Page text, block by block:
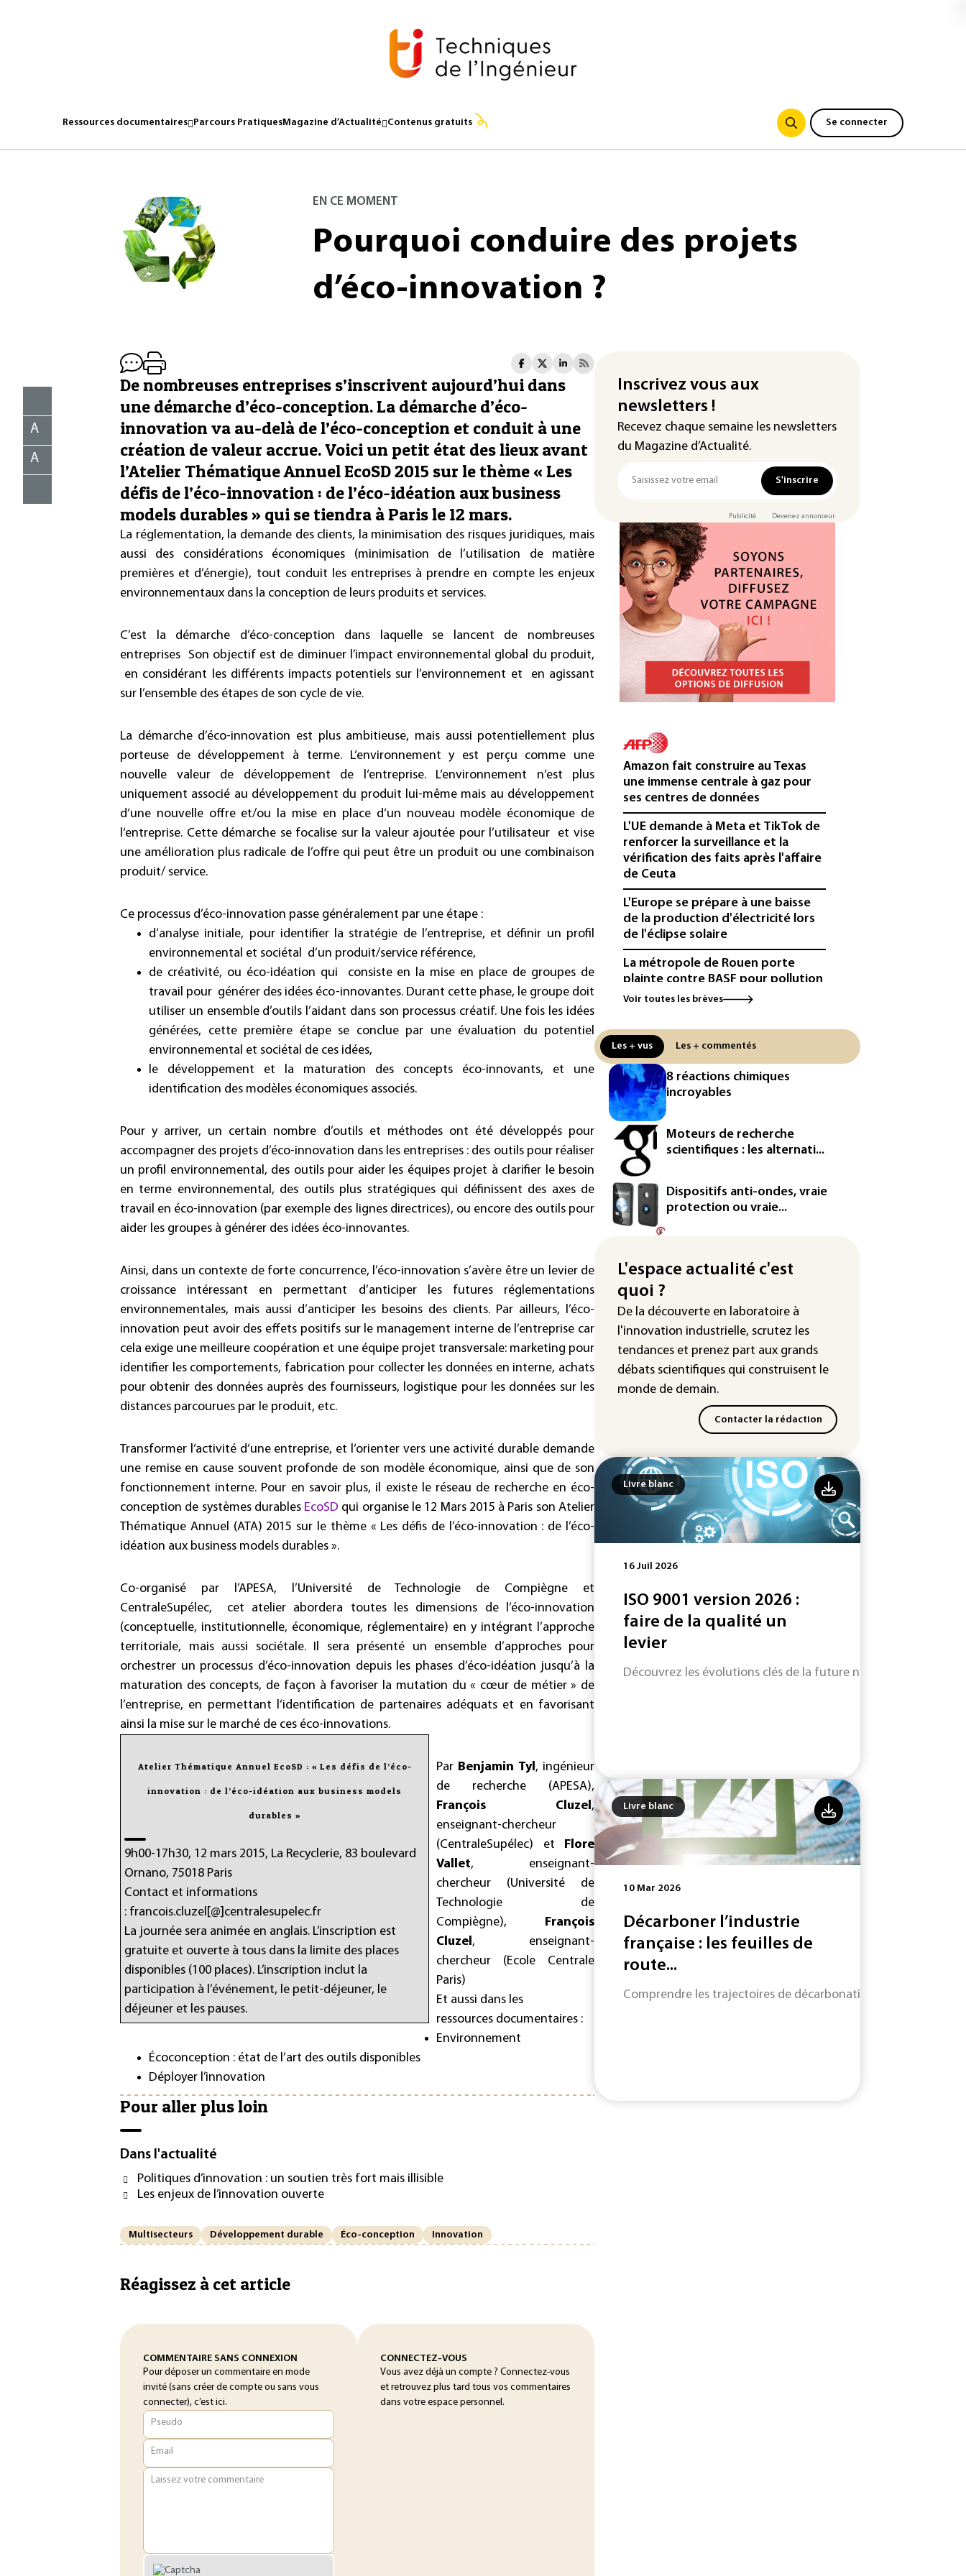
Ressources documentaires Parcours PratiquesMagazine d’Actualité Contenus gratuits Se connecter
EN CE MOMENT
Pourquoi conduire des projets
d’éco-innovation ?
A
A
De nombreuses entreprises s’inscrivent aujourd’hui dans
une démarche d’éco-conception. La démarche d’éco-
innovation va au-delà de l’éco-conception et conduit à une
création de valeur accrue. Voici un petit état des lieux avant
l’Atelier Thématique Annuel EcoSD 2015 sur le thème « Les
défis de l’éco-innovation : de l’éco-idéation aux business
models durables » qui se tiendra à Paris le 12 mars.
La réglementation, la demande des clients, la minimisation des risques juridiques, mais
aussi des considérations économiques (minimisation de l’utilisation de matière
premières et d’énergie), tout conduit les entreprises à prendre en compte les enjeux
environnementaux dans la conception de leurs produits et services.
C’est la démarche d’éco-conception dans laquelle se lancent de nombreuses
entreprises Son objectif est de diminuer l’impact environnemental global du produit,
en considérant les différents impacts potentiels sur l’environnement et en agissant
sur l’ensemble des étapes de son cycle de vie.
La démarche d’éco-innovation est plus ambitieuse, mais aussi potentiellement plus
porteuse de développement à terme. L‘environnement y est perçu comme une
nouvelle valeur de développement de l‘entreprise. L‘environnement n‘est plus
uniquement associé au développement du produit lui-même mais au développement
d‘une nouvelle offre et/ou la mise en place d‘un nouveau modèle économique de
l‘entreprise. Cette démarche se focalise sur la valeur ajoutée pour l’utilisateur et vise
une amélioration plus radicale de l’offre qui peut être un produit ou une combinaison
produit/ service.
Ce processus d’éco-innovation passe généralement par une étape :
d’analyse initiale, pour identifier la stratégie de l’entreprise, et définir un profil
environnemental et sociétal d’un produit/service référence,
de créativité, ou éco-idéation qui consiste en la mise en place de groupes de
travail pour générer des idées éco-innovantes. Durant cette phase, le groupe doit
utiliser un ensemble d’outils l’aidant dans son processus créatif. Une fois les idées
générées, cette première étape se conclue par une évaluation du potentiel
environnemental et sociétal de ces idées,
le développement et la maturation des concepts éco-innovants, et une
identification des modèles économiques associés.
Pour y arriver, un certain nombre d’outils et méthodes ont été développés pour
accompagner des projets d’éco-innovation dans les entreprises : des outils pour réaliser
un profil environnemental, des outils pour aider les équipes projet à clarifier le besoin
en terme environnemental, des outils plus stratégiques qui définissent des axes de
travail en éco-innovation (par exemple des lignes directrices), ou encore des outils pour
aider les groupes à générer des idées éco-innovantes.
Ainsi, dans un contexte de forte concurrence, l’éco-innovation s’avère être un levier de
croissance intéressant en permettant d’anticiper les futures réglementations
environnementales, mais aussi d’anticiper les besoins des clients. Par ailleurs, l’éco-
innovation peut avoir des effets positifs sur le management interne de l’entreprise car
cela exige une meilleure coopération et une équipe projet transversale: marketing pour
identifier les comportements, fabrication pour collecter les données en interne, achats
pour obtenir des données auprès des fournisseurs, logistique pour les données sur les
distances parcourues par le produit, etc.
Transformer l‘activité d‘une entreprise, et l‘orienter vers une activité durable demande
une remise en cause souvent profonde de son modèle économique, ainsi que de son
fonctionnement interne. Pour en savoir plus, il existe le réseau de recherche en éco-
conception de systèmes durables EcoSD qui organise le 12 Mars 2015 à Paris son Atelier
Thématique Annuel (ATA) 2015 sur le thème « Les défis de l’éco-innovation : de l’éco-
idéation aux business models durables ».
Co-organisé par l’APESA, l’Université de Technologie de Compiègne et
CentraleSupélec, cet atelier abordera toutes les dimensions de l’éco-innovation
(conceptuelle, institution­nelle, économique, réglementaire) en y intégrant l’approche
territoriale, mais aussi sociétale. Il sera présenté un ensemble d’approches pour
orchestrer un processus d’éco-innovation depuis les phases d’éco-idéation jusqu’à la
maturation des concepts, de façon à favoriser la mutation du « cœur de métier » de
l’entreprise, en permettant l‘identification de partenaires adéquats et en favorisant
ainsi la mise sur le marché de ces éco-innovations.
Atelier Thématique Annuel EcoSD : « Les défis de l’éco-
innovation : de l’éco-idéation aux business models
durables »
9h00-17h30, 12 mars 2015, La Recyclerie, 83 boulevard
Ornano, 75018 Paris
Contact et informations
: francois.cluzel[@]centralesupelec.fr
La journée sera animée en anglais. L’inscription est
gratuite et ouverte à tous dans la limite des places
disponibles (100 places). L’inscription inclut la
participation à l’événement, le petit-déjeuner, le
déjeuner et les pauses.
Par Benjamin Tyl, ingénieur
de recherche (APESA),
François Cluzel,
enseignant-chercheur
(CentraleSupélec) et Flore
Vallet, enseignant-
chercheur (Université de
Technologie de
Compiègne), François
Cluzel, enseignant-
chercheur (Ecole Centrale
Paris)
Et aussi dans les
ressources documentaires :
Environnement
Écoconception : état de l’art des outils disponibles
Déployer l’innovation
Pour aller plus loin
Dans l'actualité
Politiques d’innovation : un soutien très fort mais illisible
Les enjeux de l’innovation ouverte
Multisecteurs Développement durable Éco-conception Innovation
Réagissez à cet article
COMMENTAIRE SANS CONNEXION
Pour déposer un commentaire en mode
invité (sans créer de compte ou sans vous
connecter), c’est ici.
Pseudo
Email
Laissez votre commentaire
CONNECTEZ-VOUS
Vous avez déjà un compte ? Connectez-vous
et retrouvez plus tard tous vos commentaires
dans votre espace personnel.
Inscrivez vous aux
newsletters !
Recevez chaque semaine les newsletters
du Magazine d’Actualité.
S'inscrire
Publicité Devenez annonceur
Amazon fait construire au Texas
une immense centrale à gaz pour
ses centres de données
L'UE demande à Meta et TikTok de
renforcer la surveillance et la
vérification des faits après l'affaire
de Ceuta
L'Europe se prépare à une baisse
de la production d'électricité lors
de l'éclipse solaire
La métropole de Rouen porte
plainte contre BASF pour pollution
aux PFAS
la centrale de Golfech reconnectée
au réseau
Véhicules de livraison autonomes:
la France ouvre la voie à leur
homologation
Iris³: Eutelsat investira 3,4 milliards
d'euros dans la future
constellation européenne
Le magazine VSD racheté par
l'entrepreneur Vianney d'Alançon
attendue au plus bas depuis 1980
"Retour en force" progressif de la
chaleur dans les prochains jours en
France
Voir toutes les brèves
Les + vus Les + commentés
8 réactions chimiques
incroyables
Moteurs de recherche
scientifiques : les alternati...
Dispositifs anti-ondes, vraie
protection ou vraie...
L'espace actualité c'est
quoi ?
De la découverte en laboratoire à
l'innovation industrielle, scrutez les
tendances et prenez part aux grands
débats scientifiques qui construisent le
monde de demain.
Contacter la rédaction
Livre blanc
16 Juil 2026
ISO 9001 version 2026 :
faire de la qualité un
levier
Découvrez les évolutions clés de la future norme ISO 9001
Livre blanc
10 Mar 2026
Décarboner l’industrie
française : les feuilles de
route...
Comprendre les trajectoires de décarbonation de neuf filières